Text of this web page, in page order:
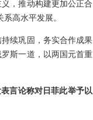
，推动构建更加公正合
高水平发展。
续巩固，务实合作成果
斯一道，以两国元首重
言论称对日菲此举予以